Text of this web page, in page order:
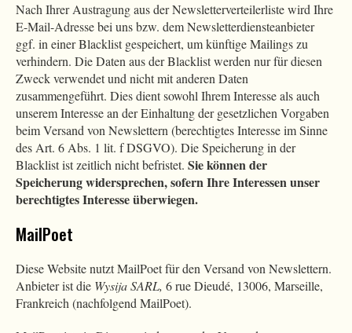
Nach Ihrer Austragung aus der Newsletterverteilerliste wird Ihre
E-Mail-Adresse bei uns bzw. dem Newsletterdiensteanbieter
ggf. in einer Blacklist gespeichert, um künftige Mailings zu
verhindern. Die Daten aus der Blacklist werden nur für diesen
Zweck verwendet und nicht mit anderen Daten
zusammengeführt. Dies dient sowohl Ihrem Interesse als auch
unserem Interesse an der Einhaltung der gesetzlichen Vorgaben
beim Versand von Newslettern (berechtigtes Interesse im Sinne
des Art. 6 Abs. 1 lit. f DSGVO). Die Speicherung in der
Blacklist ist zeitlich nicht befristet. Sie können der
Speicherung widersprechen, sofern Ihre Interessen unser
berechtigtes Interesse überwiegen.
MailPoet
Diese Website nutzt MailPoet für den Versand von Newslettern.
Anbieter ist die Wysija SARL, 6 rue Dieudé, 13006, Marseille,
Frankreich (nachfolgend MailPoet).